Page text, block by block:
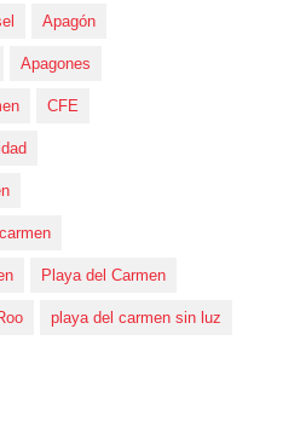
Apagón
Apagones
CFE
Playa del Carmen
playa del carmen sin luz